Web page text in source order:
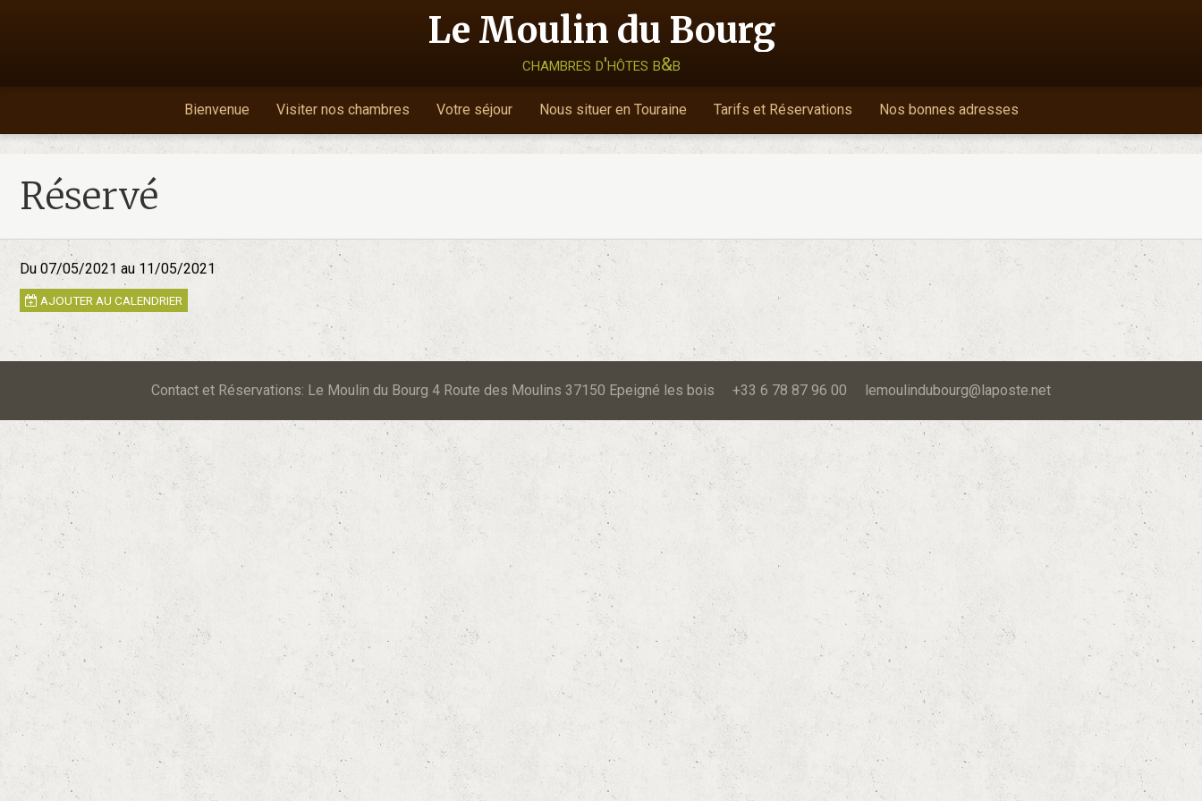
Le Moulin du Bourg
chambres d'hôtes b&b
Bienvenue Visiter nos chambres Votre séjour Nous situer en Touraine Tarifs et Réservations Nos bonnes adresses
Réservé
Du 07/05/2021 au 11/05/2021
AJOUTER AU CALENDRIER
Contact et Réservations: Le Moulin du Bourg 4 Route des Moulins 37150 Epeigné les bois +33 6 78 87 96 00 lemoulindubourg@laposte.net